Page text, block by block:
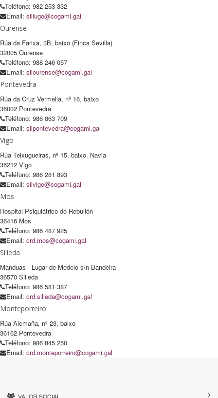
Teléfono: 982 253 332
Email: sillugo@cogami.gal
Ourense
Rúa da Farixa, 3B, baixo (Finca Sevilla)
32005 Ourense
Teléfono: 988 246 057
Email: silourense@cogami.gal
Pontevedra
Rúa da Cruz Vermella, nº 16, baixo
36002 Pontevedra
Teléfono: 986 863 709
Email: silpontevedra@cogami.gal
Vigo
Rúa Teixugueiras, nº 15, baixo. Navia
36212 Vigo
Teléfono: 986 281 893
Email: silvigo@cogami.gal
Mos
Hospital Psiquiátrico do Rebullón
36416 Mos
Teléfono: 986 487 925
Email: crd.mos@cogami.gal
Silleda
Manduas - Lugar de Medelo s/n Bandeira
36570 Silleda
Teléfono: 986 581 387
Email: crd.silleda@cogami.gal
Monteporreiro
Rúa Alemaña, nº 23, baixo
36162 Pontevedra
Teléfono: 986 845 250
Email: crd.monteporreiro@cogami.gal
VALOR SOCIAL